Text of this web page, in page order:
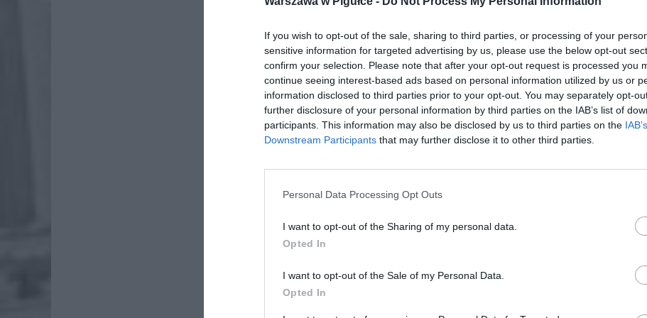
If you wish to opt-out of the sale, sharing to third parties, or processing of your
sensitive information for targeted advertising by us, please use the below opt-out
confirm your selection. Please note that after your opt-out request is processed you
continue seeing interest-based ads based on personal information utilized by us or
information disclosed to third parties prior to your opt-out. You may separately opt-
further disclosure of your personal information by third parties on the IAB’s list of
participants. This information may also be disclosed by us to third parties on the
Downstream Participants that may further disclose it to other third parties.
Personal Data Processing Opt Outs
I want to opt-out of the Sharing of my personal data.
Opted In
I want to opt-out of the Sale of my Personal Data.
Opted In